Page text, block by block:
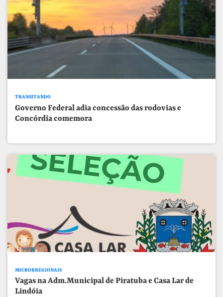
TRANSITANDO
Governo Federal adia concessão das rodovias e
Concórdia comemora
MICRORREGIONAIS
Vagas na Adm.Municipal de Piratuba e Casa Lar de
Lindóia